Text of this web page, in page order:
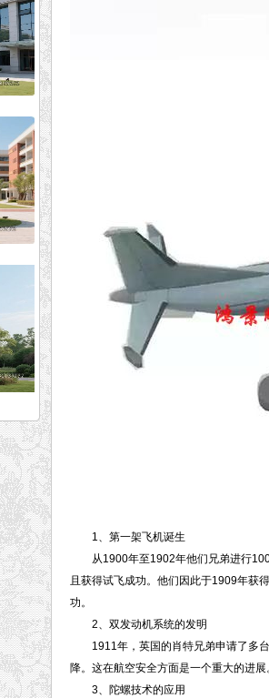
1、第一架飞机诞生
从1900年至1902年他们兄弟进行1000
且获得试飞成功。他们因此于1909年获
功。
2、双发动机系统的发明
1911年，英国的肖特兄弟申请了多台
降。这在航空安全方面是一个重大的进
3、陀螺技术的应用